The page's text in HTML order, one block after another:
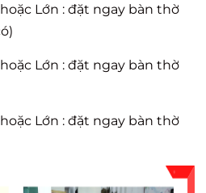
Lớn : đặt ngay bàn thờ
Lớn : đặt ngay bàn thờ
Lớn : đặt ngay bàn thờ